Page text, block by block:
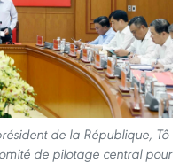
de la République, Tô
de pilotage central pour